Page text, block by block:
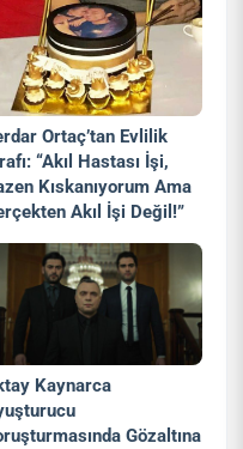
Ortaç’tan Evlilik
“Akıl Hastası İşi,
Kıskanıyorum Ama
Akıl İşi Değil!”
Kaynarca
Gözaltına